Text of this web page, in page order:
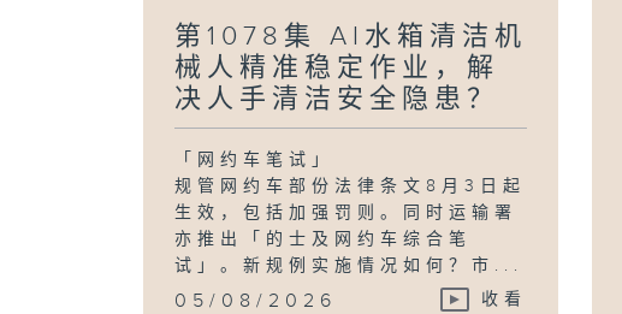
第1078集 AI水箱清洁机
械人精准稳定作业，解
决人手清洁安全隐患？
「网约车笔试」
规管网约车部份法律条文8月3日起
生效，包括加强罚则。同时运输署
亦推出「的士及网约车综合笔
试」。新规例实施情况如何？市...
05/08/2026 收看